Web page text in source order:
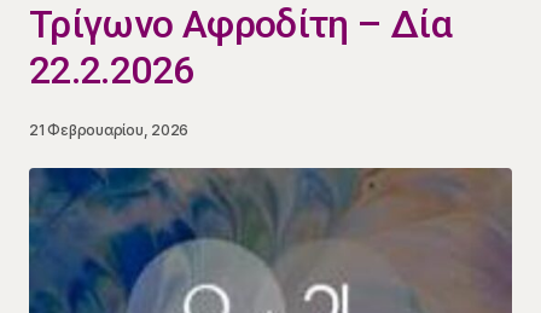
Τρίγωνο Αφροδίτη – Δία
22.2.2026
21 Φεβρουαρίου, 2026